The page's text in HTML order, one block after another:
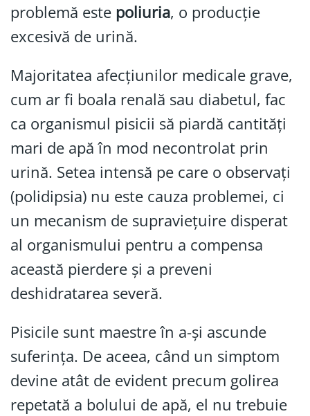
problemă este poliuria, o producție
excesivă de urină.
Majoritatea afecțiunilor medicale grave,
cum ar fi boala renală sau diabetul, fac
ca organismul pisicii să piardă cantități
mari de apă în mod necontrolat prin
urină. Setea intensă pe care o observați
(polidipsia) nu este cauza problemei, ci
un mecanism de supraviețuire disperat
al organismului pentru a compensa
această pierdere și a preveni
deshidratarea severă.
Pisicile sunt maestre în a-și ascunde
suferința. De aceea, când un simptom
devine atât de evident precum golirea
repetată a bolului de apă, el nu trebuie